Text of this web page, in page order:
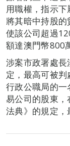
用職權，指示下
將其暗中持股
使該公司超過
額達澳門幣800
涉案市政署處
定，最高可被
行政公職局的
易公司的股東
法典》的規定，